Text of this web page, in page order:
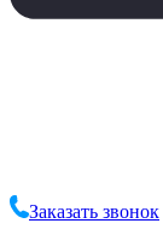
Заказать звонок